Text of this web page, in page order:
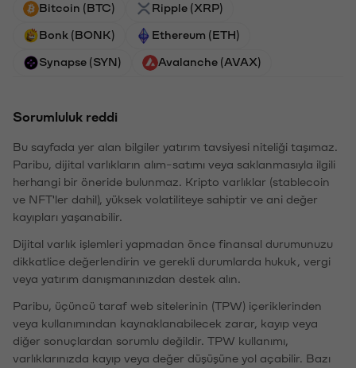
Bitcoin (BTC) Ripple (XRP)
Bonk (BONK) Ethereum (ETH)
Synapse (SYN) Avalanche (AVAX)
Sorumluluk reddi
Bu sayfada yer alan bilgiler yatırım tavsiyesi niteliği taşımaz.
Paribu, dijital varlıkların alım-satımı veya saklanmasıyla ilgili
herhangi bir öneride bulunmaz. Kripto varlıklar (stablecoin
ve NFT'ler dahil), yüksek volatiliteye sahiptir ve ani değer
kayıpları yaşanabilir.
Dijital varlık işlemleri yapmadan önce finansal durumunuzu
dikkatlice değerlendirin ve gerekli durumlarda hukuk, vergi
veya yatırım danışmanınızdan destek alın.
Paribu, üçüncü taraf web sitelerinin (TPW) içeriklerinden
veya kullanımından kaynaklanabilecek zarar, kayıp veya
diğer sonuçlardan sorumlu değildir. TPW kullanımı,
varlıklarınızda kayıp veya değer düşüşüne yol açabilir. Bazı